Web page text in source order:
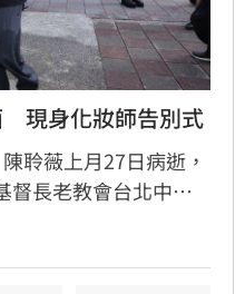
現身化妝師告別式
聆薇上月27日病逝，
督長老教會台北中山
咖藝人合作，日前閃